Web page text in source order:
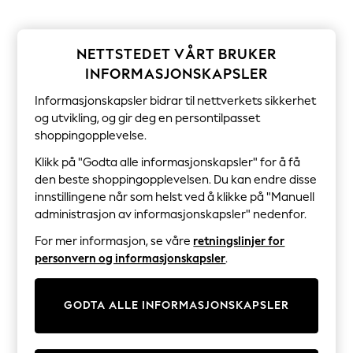
Nightwear & Pyjamas
Trousers & Leggings
Bodysuits & Vests
Shirts & Blouses
Swimwear
Shorts & Skirts
Babygrows & Sleepsuits
Jeans
Jumpsuits & Playsuits
All Holiday Shop
Tops
Dresses
Skirts
Sandals & Sliders
Sun Hats & Caps
All Partywear
Wedding
NETTSTEDET VÅRT BRUKER
INFORMASJONSKAPSLER
Informasjonskapsler bidrar til nettverkets sikkerhet
og utvikling, og gir deg en persontilpasset
shoppingopplevelse.
Klikk på "Godta alle informasjonskapsler" for å få
den beste shoppingopplevelsen. Du kan endre disse
innstillingene når som helst ved å klikke på "Manuell
administrasjon av informasjonskapsler" nedenfor.
For mer informasjon, se våre retningslinjer for
personvern og informasjonskapsler.
GODTA ALLE INFORMASJONSKAPSLER